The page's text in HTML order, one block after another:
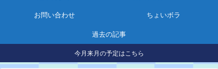
お問い合わせ ちょいボラ
過去の記事
今月来月の予定はこちら